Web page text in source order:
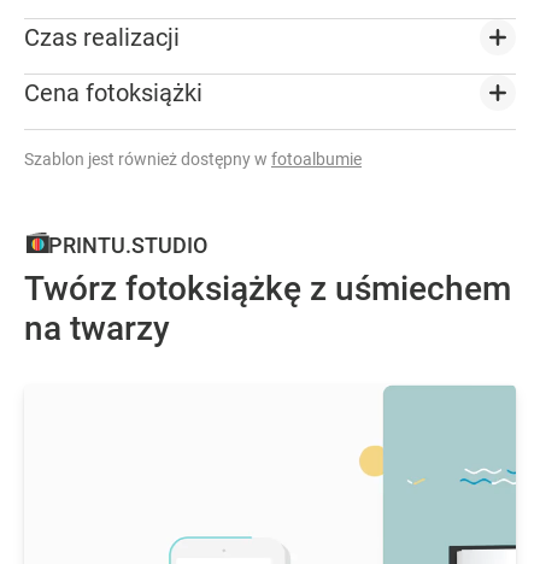
Czas realizacji
Cena fotoksiążki
Szablon jest również dostępny w fotoalbumie
PRINTU.STUDIO
Twórz fotoksiążkę z uśmiechem
na twarzy